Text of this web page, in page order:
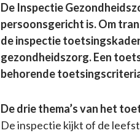
De Inspectie
persoonsgericht is. Om
de inspectie
gezondheidszorg. Een
behorende
De drie thema’s van het
De inspectie kijkt of de